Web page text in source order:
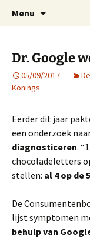
ProBeter
Voor
Menu
Dr. Google
05/09/2017
Konings
Eerder dit jaar
een onderzoek
diagnosticeren.
chocoladeletters
stellen: al 4 op de
De
lijst symptomen
behulp van